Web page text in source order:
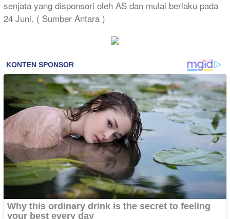
senjata yang disponsori oleh AS dan mulai berlaku pada
24 Juni. ( Sumber Antara )